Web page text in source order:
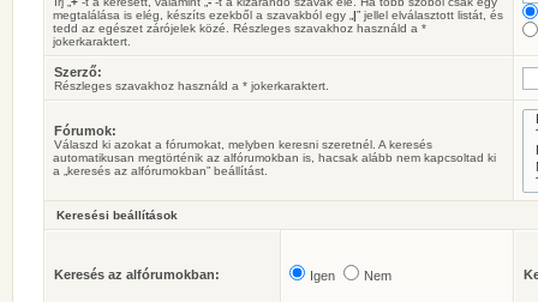
megtalálása is elég, készíts ezekből a szavakból egy „ |” jellel elválasztott listát, és
tedd az egészet zárójelek közé. Részleges szavakhoz használd a *
jokerkaraktert.
Szerző:
Részleges szavakhoz használd a * jokerkaraktert.
Fórumok:
Válaszd ki azokat a fórumokat, melyben keresni szeretnél. A keresés
automatikusan megtörténik az alfórumokban is, hacsak alább nem kapcsoltad ki
a „keresés az alfórumokban” beállítást.
Keresési beállítások
Keresés az alfórumokban: Igen Nem